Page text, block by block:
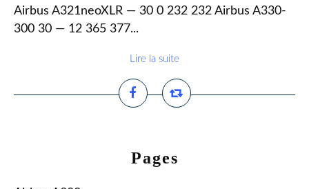
Airbus A321neoXLR — 30 0 232 232 Airbus A330-
300 30 — 12 365 377...
Lire la suite
Pages